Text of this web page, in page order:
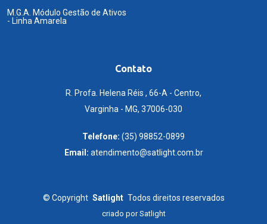
M.G.A. Módulo Gestão de Ativos
- Linha Amarela
Contato
R. Profa. Helena Réis , 66-A - Centro,
Varginha - MG, 37006-030
Telefone: (35) 98852-0899
Email: atendimento@satlight.com.br
© Copyright Satlight Todos direitos reservados
criado porSatlight